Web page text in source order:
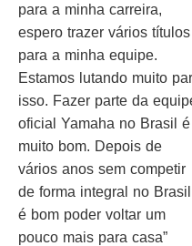
para a minha carreira,
espero trazer vários títulos
para a minha equipe.
Estamos lutando muito
isso. Fazer parte da
oficial Yamaha no Brasil é
muito bom. Depois de
vários anos sem competir
de forma integral no
é bom poder voltar um
pouco mais para casa”